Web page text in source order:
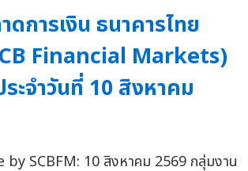
การเงิน ธนาคารไทย
Financial Markets)
ะจำวันที่ 10 สิงหาคม
SCBFM: 10 สิงหาคม 2569 กลุ่มงาน